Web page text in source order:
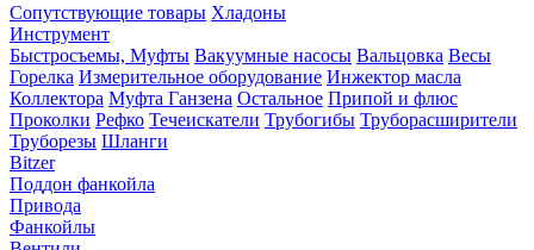
Сопутствующие товары Хладоны
Инструмент
Быстросъемы, Муфты Вакуумные насосы Вальцовка Весы
Горелка Измерительное оборудование Инжектор масла
Коллектора Муфта Ганзена Остальное Припой и флюс
Проколки Рефко Течеискатели Трубогибы Труборасширители
Труборезы Шланги
Bitzer
Поддон фанкойла
Привода
Фанкойлы